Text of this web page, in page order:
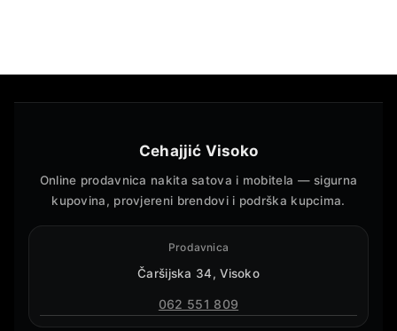
Cehajjić Visoko
Online prodavnica nakita satova i mobitela — sigurna
kupovina, provjereni brendovi i podrška kupcima.
Prodavnica
Čaršijska 34, Visoko
062 551 809